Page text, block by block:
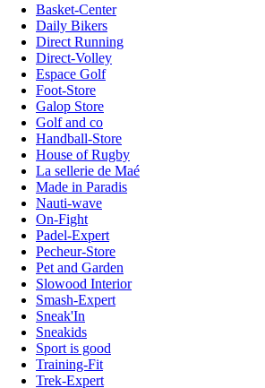
Basket-Center
Daily Bikers
Direct Running
Direct-Volley
Espace Golf
Foot-Store
Galop Store
Golf and co
Handball-Store
House of Rugby
La sellerie de Maé
Made in Paradis
Nauti-wave
On-Fight
Padel-Expert
Pecheur-Store
Pet and Garden
Slowood Interior
Smash-Expert
Sneak'In
Sneakids
Sport is good
Training-Fit
Trek-Expert